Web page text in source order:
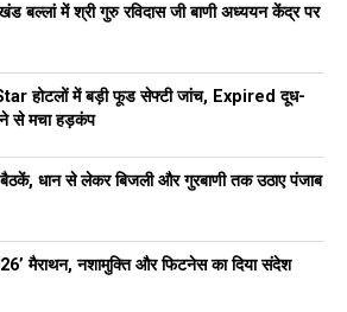
बल्लां में श्री गुरु रविदास जी बाणी अध्ययन केंद्र पर
होटलों में बड़ी फूड सेफ्टी जांच, Expired दूध-
से मचा हड़कंप
धान से लेकर बिजली और गुरबाणी तक उठाए पंजाब
मैराथन, नशामुक्ति और फिटनेस का दिया संदेश